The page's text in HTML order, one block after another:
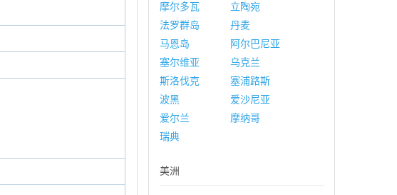
摩尔多瓦
立陶宛
法罗群岛
丹麦
马恩岛
阿尔巴尼亚
塞尔维亚
乌克兰
斯洛伐克
塞浦路斯
波黑
爱沙尼亚
爱尔兰
摩纳哥
瑞典
美洲